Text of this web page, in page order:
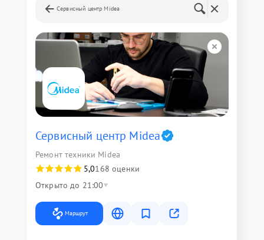
Сервисный центр Midea
Сервисный центр Midea
Ремонт техники Midea
5,0168 оценки
Открыто до 21:00
Маршрут